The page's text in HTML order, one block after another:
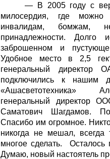
— В 2005 году с
милосердия, где можно
инвалидам, бомжам,
принадлежности. Долго
заброшенном и
Удобное место в 2,5
генеральный
подключились к нашим
«Ашасветотехника»
генеральный директор
Саматович Шагдамов.
Спасибо им огромное.
никогда не мешал,
многое сделать. Осталось
Думаю, новый настоятель